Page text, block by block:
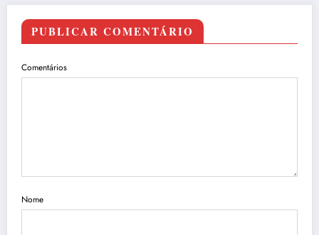
PUBLICAR COMENTÁRIO
Comentários
Nome